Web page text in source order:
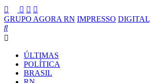
GRUPO AGORA RN IMPRESSO DIGITAL
ÚLTIMAS
POLÍTICA
BRASIL